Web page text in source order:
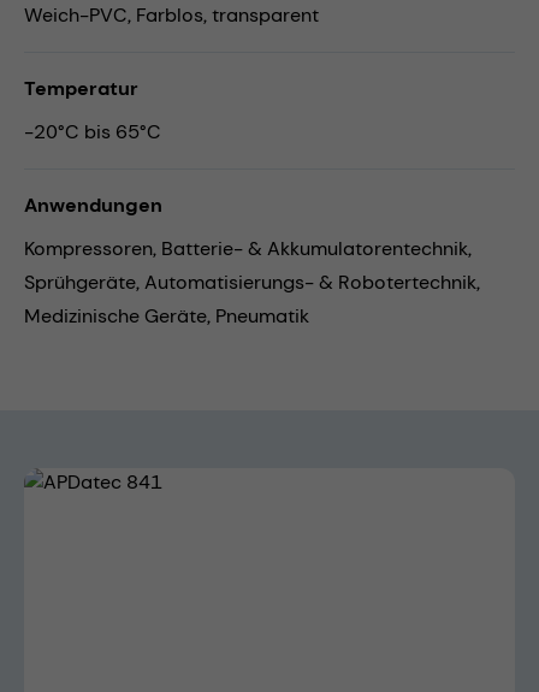
Weich-PVC, Farblos, transparent
Temperatur
-20°C bis 65°C
Anwendungen
Kompressoren, Batterie- & Akkumulatorentechnik,
Sprühgeräte,Automatisierungs- & Robotertechnik,
Medizinische Geräte, Pneumatik
Bildergalerie überspringen